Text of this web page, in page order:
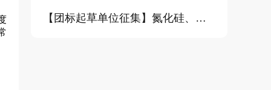
【团标起草单位征集】氮化硅、金刚石、碳化铪、氧化铝等